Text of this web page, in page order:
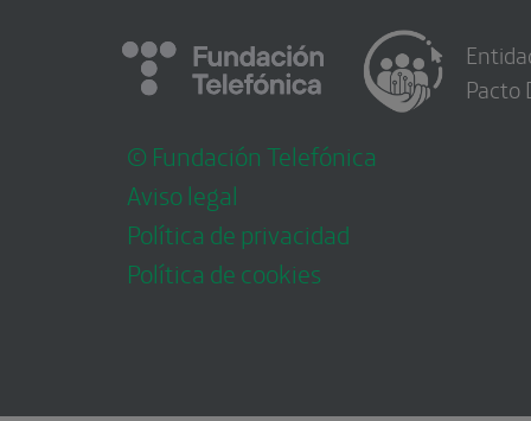
© Fundación Telefónica
Aviso legal
Política de privacidad
Política de cookies
Pacto